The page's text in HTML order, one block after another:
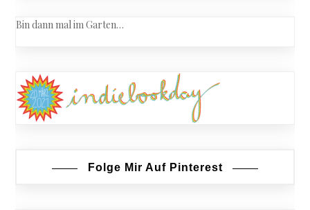
Bin dann mal im Garten…
Folge Mir Auf Pinterest